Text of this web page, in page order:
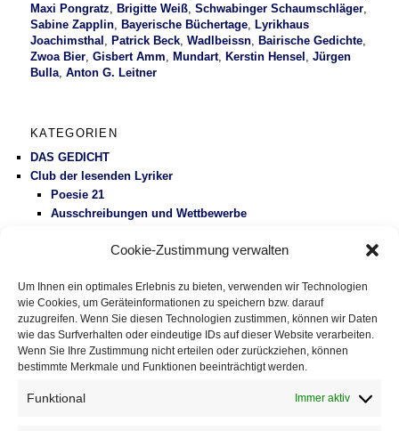
Cookie-Zustimmung verwalten
Um Ihnen ein optimales Erlebnis zu bieten, verwenden wir Technologien
wie Cookies, um Geräteinformationen zu speichern bzw. darauf
zuzugreifen. Wenn Sie diesen Technologien zustimmen, können wir Daten
wie das Surfverhalten oder eindeutige IDs auf dieser Website verarbeiten.
Wenn Sie Ihre Zustimmung nicht erteilen oder zurückziehen, können
bestimmte Merkmale und Funktionen beeinträchtigt werden.
Funktional Immer aktiv
Maxi Pongratz ,Brigitte Weiß ,Schwabinger Schaumschläger
Sabine Zapplin ,Bayerische Büchertage ,Lyrikhaus
Joachimsthal ,Patrick Beck ,Wadlbeissn ,Bairische Gedichte
Zwoa Bier ,Gisbert Amm ,Mundart,Kerstin Hensel ,Jürgen
Bulla ,Anton G. Leitner
KATEGORIEN
DAS GEDICHT
Club der lesenden Lyriker
Poesie 21
Ausschreibungen und Wettbewerbe
Gesundheitspolitik
Vermischtes
DAS GEDICHT BLOG
Celan – Das Auge von Celan« von Susana Szwarc